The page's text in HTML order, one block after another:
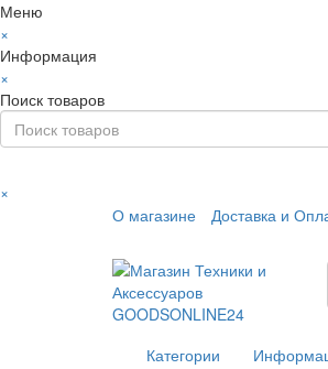
Меню
×
Информация
×
Поиск товаров
×
О магазине
Доставка и
Категории